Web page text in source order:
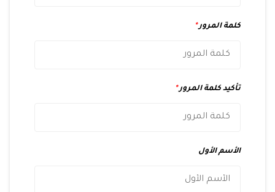
كلمة المرور*
تأكيد كلمة المرور*
الأسم الأول